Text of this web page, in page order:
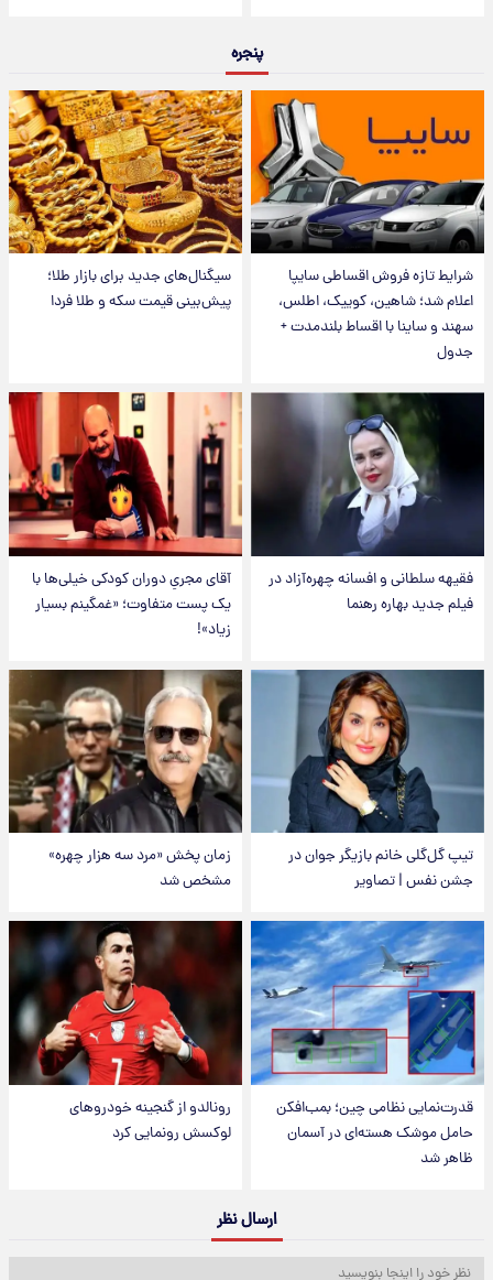
پنجره
شرایط تازه فروش اقساطی سایپا
اعلام شد؛ شاهین، کوییک، اطلس،
سهند و ساینا با اقساط بلندمدت +
جدول
سیگنال‌های جدید برای بازار طلا؛
پیش‌بینی قیمت سکه و طلا فردا
فقیهه سلطانی و افسانه چهره‌آزاد در
فیلم جدید بهاره رهنما
آقای مجریِ دوران کودکی خیلی‌ها با
یک پست متفاوت؛ «غمگینم بسیار
زیاد»!
تیپ گل‌گلی خانم بازیگر جوان در
جشن نفس | تصاویر
زمان پخش «مرد سه هزار چهره»
مشخص شد
قدرت‌نمایی نظامی چین؛ بمب‌افکن
حامل موشک هسته‌ای در آسمان
ظاهر شد
رونالدو از گنجینه خودروهای
لوکسش رونمایی کرد
ارسال نظر